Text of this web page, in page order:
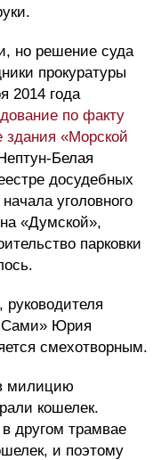
но решение суда
прокуратуры
2014 года
по факту
здания «Морской
Белая
досудебных
уголовного
«Думской»,
парковки
Сами» Юрия
смехотворным.
милицию
кошелек.
другом трамвае
и поэтому